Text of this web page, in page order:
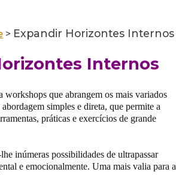
> Expandir Horizontes Internos
Internos
workshops que abrangem os mais variados
simples e direta, que permite a
práticas e exercícios de grande
inúmeras possibilidades de ultrapassar
e emocionalmente. Uma mais valia para a